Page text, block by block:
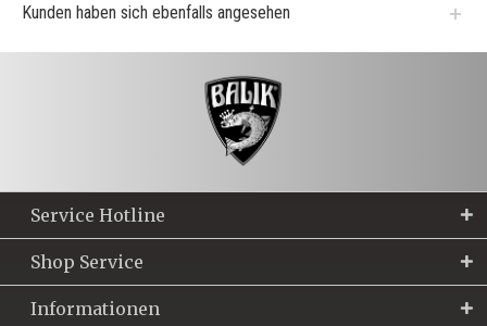
Kunden haben sich ebenfalls angesehen
Service Hotline
Shop Service
Informationen